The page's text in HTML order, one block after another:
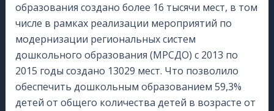
образования создано более 16 тысячи мест, в том
числе в рамках реализации мероприятий по
модернизации региональных систем
дошкольного образования (МРСДО) с 2013 по
2015 годы создано 13029 мест. Что позволило
обеспечить дошкольным образованием 59,3%
детей от общего количества детей в возрасте от